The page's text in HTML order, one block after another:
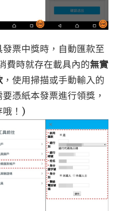
票中獎時，自動匯款至
費時就存在載具內的無實
，使用掃描或手動輸入的
憑紙本發票進行領獎，
哦！)